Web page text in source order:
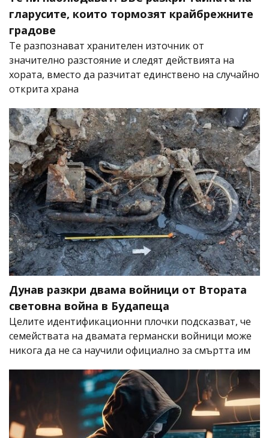
гларусите, които тормозят крайбрежните
градове
Те разпознават хранителен източник от
значително разстояние и следят действията на
хората, вместо да разчитат единствено на случайно
открита храна
Дунав разкри двама войници от Втората
световна война в Будапеща
Целите идентификационни плочки подсказват, че
семействата на двамата германски войници може
никога да не са научили официално за смъртта им